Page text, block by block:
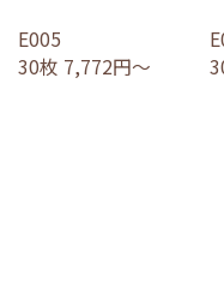
E005
30枚 7,772円～